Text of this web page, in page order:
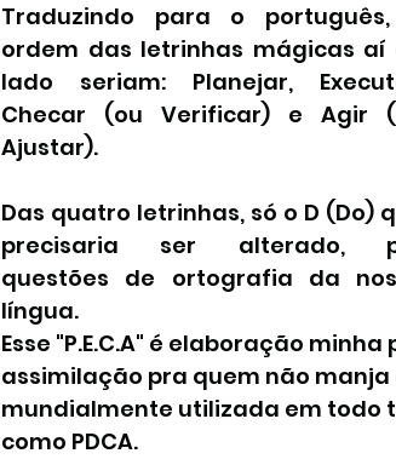
Traduzindo para o
ordem das letrinhas mágicas aí
lado seriam: Planejar,
Checar (ou Verificar) e Agir
Ajustar).
Das quatro letrinhas, só o D (Do)
precisaria ser alterado,
questões de ortografia da
língua.
Esse "P.E.C.A" é elaboração
assimilação pra quem não
mundialmente utilizada em todo
como PDCA.